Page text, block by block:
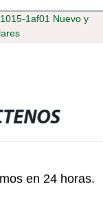
1af01 Nuevo y
en 24 horas.